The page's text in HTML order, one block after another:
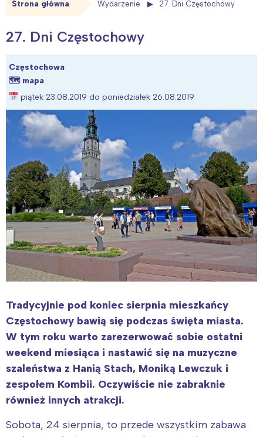
Strona główna Wydarzenie 27. Dni Częstochowy
27. Dni Częstochowy
Częstochowa
🗺 mapa
piątek 23.08.2019 do poniedziałek 26.08.2019
Tradycyjnie pod koniec sierpnia mieszkańcy
Częstochowy bawią się podczas święta miasta.
W tym roku warto zarezerwować sobie ostatni
weekend miesiąca i nastawić się na muzyczne
szaleństwa z Hanią Stach, Moniką Lewczuk i
zespołem Kombii. Oczywiście nie zabraknie
również innych atrakcji.
Sobota, 24 sierpnia, to przede wszystkim zabawa